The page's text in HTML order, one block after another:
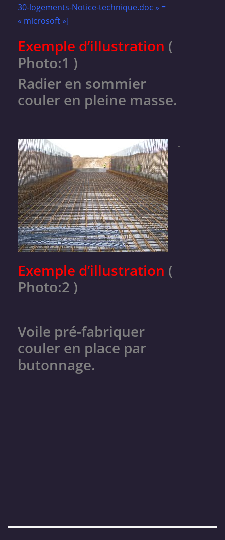
30-logements-Notice-technique.doc » =
« microsoft »]
Exemple d’illustration (
Photo:1 )
Radier en sommier
couler en pleine masse.
Exemple d’illustration (
Photo:2 )
Voile pré-fabriquer
couler en place par
butonnage.